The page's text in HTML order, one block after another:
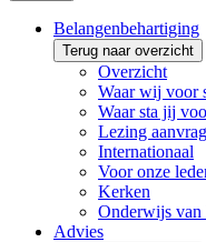
Belangenbehartiging
Terug naar overzicht
Overzicht
Waar wij voor
Waar sta jij
Lezing
Internationaal
Voor onze
Kerken
Onderwijs van
Advies